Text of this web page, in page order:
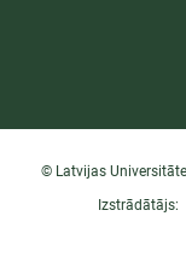
© Latvijas
Izstrādātājs: